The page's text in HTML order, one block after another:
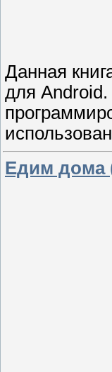
Данная
для Android.
Едим дома